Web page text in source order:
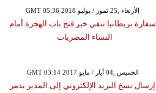
GMT 05:36 2018 الأربعاء ,25 تموز / يوليو
سفارة بريطانيا تنفي خبر فتح باب الهجرة أمام
النساء المصريات
GMT 03:14 2017 الخميس ,04 أيار / مايو
إرسال نسخ البريد الإلكتروني إلى المدير يدمر